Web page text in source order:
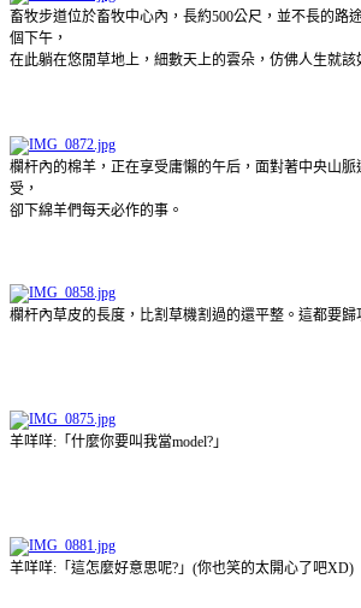
畜牧步道位於畜牧中心內，長約500公尺，並不長的路
個下午，
在此躺在悠閒草地上，細數天上的雲朵，仿佛人生就該
欄杆內的棉羊，正在享受庸懶的午后，面對著中央山
受，
卻下綿羊們每天必作的事。
欄杆內草皮的長度，比割草機割過的還平整。這都要歸
羊咩咩:「什麼你要叫我當model?」
羊咩咩:「這怎麼好意思呢?」(你也笑的太開心了吧XD)